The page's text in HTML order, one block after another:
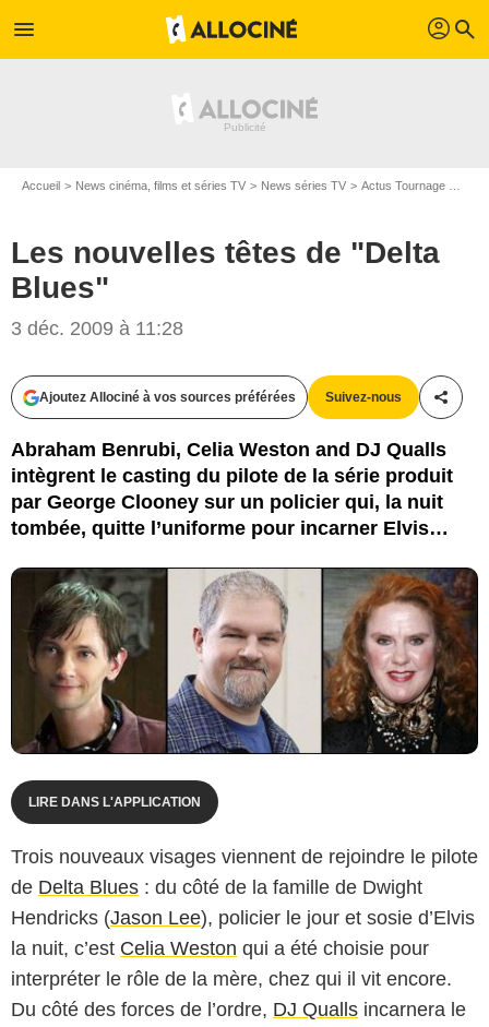
menu profil search
Accueil News cinéma, films et séries TV News séries TV Actus Tournage Séries TV
Les nouvelles têtes de "Delta
Blues"
3 déc. 2009 à 11:28
Ajoutez Allociné à vos sources préférées Suivez-nous
Abraham Benrubi, Celia Weston and DJ Qualls
intègrent le casting du pilote de la série produit
par George Clooney sur un policier qui, la nuit
tombée, quitte l’uniforme pour incarner Elvis…
LIRE DANS L'APPLICATION
Trois nouveaux visages viennent de rejoindre le pilote
de Delta Blues : du côté de la famille de Dwight
Hendricks (Jason Lee), policier le jour et sosie d’Elvis
la nuit, c’est Celia Weston qui a été choisie pour
interpréter le rôle de la mère, chez qui il vit encore.
Du côté des forces de l’ordre, DJ Qualls incarnera le